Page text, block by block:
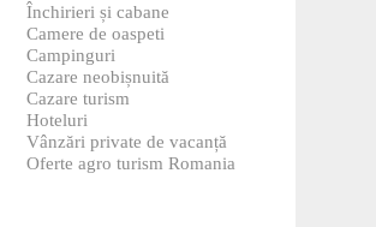
Închirieri și cabane
Camere de oaspeti
Campinguri
Cazare neobișnuită
Cazare turism
Hoteluri
Vânzări private de vacanță
Oferte agro turism Romania